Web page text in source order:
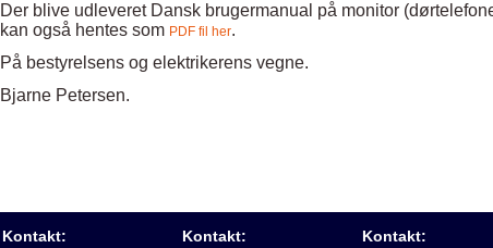
Der blive udleveret Dansk brugermanual på monitor
kan også hentes som PDF fil her.
På bestyrelsens og elektrikerens vegne.
Bjarne Petersen.
Kontakt: Kontakt: Kontakt: